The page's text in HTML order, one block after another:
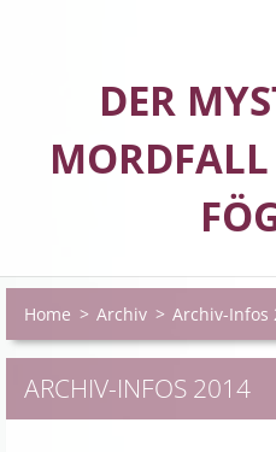
DER
Home > Archiv > Archiv-Infos
ARCHIV-INFOS 2014